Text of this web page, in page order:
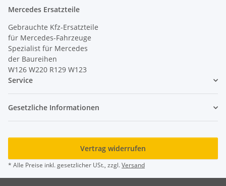
Mercedes Ersatzteile
Gebrauchte Kfz-Ersatzteile
für Mercedes-Fahrzeuge
Spezialist für Mercedes
der Baureihen
W126 W220 R129 W123
Service
Gesetzliche Informationen
Vertrag widerrufen
* Alle Preise inkl. gesetzlicher USt., zzgl.Versand